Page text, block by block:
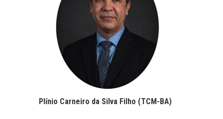
Plínio Carneiro da Silva Filho (TCM-BA)